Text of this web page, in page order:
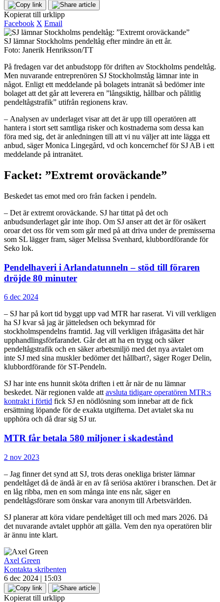
Kopierat till urklipp
Facebook X Email
SJ lämnar Stockholms pendeltåg efter mindre än ett år.
Foto: Janerik Henriksson/TT
På fredagen var det anbudstopp för driften av Stockholms pendeltåg.
Men nuvarande entreprenören SJ Stockholmståg lämnar inte in
något. Enligt ett meddelande på bolagets intranät så bedömer inte
bolaget att det går att leverera en ”långsiktig, hållbar och pålitlig
pendeltågstrafik” utifrån regionens krav.
– Analysen av underlaget visar att det är upp till operatören att
hantera i stort sett samtliga risker och kostnaderna som dessa kan
föra med sig, det är anledningen till att vi nu väljer att inte lägga ett
anbud, säger Monica Lingegård, vd och koncernchef för SJ AB i ett
meddelande på intranätet.
Facket: ”Extremt oroväckande”
Beskedet tas emot med oro från facken i pendeln.
– Det är extremt oroväckande. SJ har tittat på det och
anbudsunderlaget går inte ihop. Om SJ anser att det är för osäkert
oroar det oss för vem som går med på att driva under de premisserna
som SL lägger fram, säger Melissa Svenhard, klubbordförande för
Seko lok.
Pendelhaveri i Arlandatunneln – stöd till föraren
dröjde 80 minuter
6 dec 2024
– SJ har på kort tid byggt upp vad MTR har raserat. Vi vill verkligen
ha SJ kvar så jag är jätteledsen och bekymrad för
stockholmspendelns framtid. Jag vill verkligen ifrågasätta det här
upphandlingsförfarandet. Går det att ha en trygg och säker
pendeltågstrafik och en säker arbetsmiljö med det nya avtalet om
inte SJ med sina muskler bedömer det hållbart?, säger Roger Delin,
klubbordförande för ST-Pendeln.
SJ har inte ens hunnit sköta driften i ett år när de nu lämnar
beskedet. När regionen valde att avsluta tidigare operatören MTR:s
kontrakt i förtid fick SJ en nödlösning som innebar att de fick
ersättning löpande för de exakta utgifterna. Det avtalet ska nu
upphöra och då drar sig SJ ur.
MTR får betala 580 miljoner i skadestånd
2 nov 2023
– Jag finner det synd att SJ, trots deras onekliga brister lämnar
pendeltåget då de ändå är en av få seriösa aktörer i branschen. Det är
en låg ribba, men en som många inte ens når, säger en
pendeltågsförare som önskar vara anonym till Arbetsvärlden.
SJ planerar att köra vidare pendeltåget till och med mars 2026. Då
det nuvarande avtalet upphör att gälla. Vem den nya operatören blir
är ännu inte klart.
Axel Green
Kontakta skribenten
6 dec 2024 | 15:03
Kopierat till urklipp